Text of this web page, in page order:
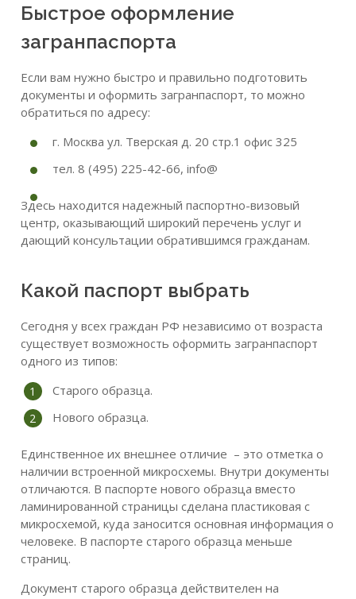
Быстрое оформление
загранпаспорта
Если вам нужно быстро и правильно подготовить
документы и оформить загранпаспорт, то можно
обратиться по адресу:
г. Москва ул. Тверская д. 20 стр.1 офис 325
тел. 8 (495) 225-42-66, info@
Здесь находится надежный паспортно-визовый
центр, оказывающий широкий перечень услуг и
дающий консультации обратившимся гражданам.
Какой паспорт выбрать
Сегодня у всех граждан РФ независимо от возраста
существует возможность оформить загранпаспорт
одного из типов:
Старого образца.
Нового образца.
Единственное их внешнее отличие – это отметка о
наличии встроенной микросхемы. Внутри документы
отличаются. В паспорте нового образца вместо
ламинированной страницы сделана пластиковая с
микросхемой, куда заносится основная информация о
человеке. В паспорте старого образца меньше
страниц.
Документ старого образца действителен на